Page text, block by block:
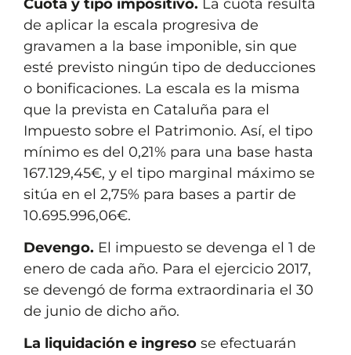
Cuota y tipo impositivo. La cuota resulta
de aplicar la escala progresiva de
gravamen a la base imponible, sin que
esté previsto ningún tipo de deducciones
o bonificaciones. La escala es la misma
que la prevista en Cataluña para el
Impuesto sobre el Patrimonio. Así, el tipo
mínimo es del 0,21% para una base hasta
167.129,45€, y el tipo marginal máximo se
sitúa en el 2,75% para bases a partir de
10.695.996,06€.
Devengo. El impuesto se devenga el 1 de
enero de cada año. Para el ejercicio 2017,
se devengó de forma extraordinaria el 30
de junio de dicho año.
La liquidación e ingreso se efectuarán